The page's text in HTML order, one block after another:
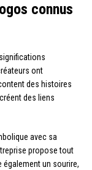
connus
ont
des histoires
des liens
avec sa
propose tout
un sourire,